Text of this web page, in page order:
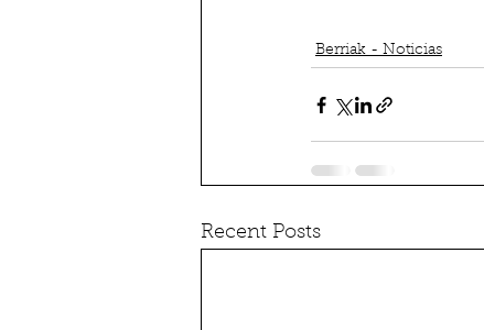
Berriak - Noticias
Recent Posts